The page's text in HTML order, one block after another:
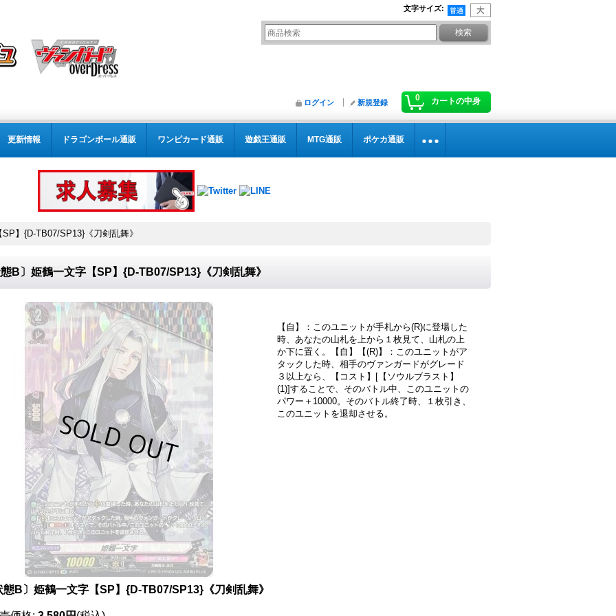
文字サイズ:
0 カートの中身
ログイン 新規登録
更新情報 ドラゴンボール通販 ワンピカード通販 遊戯王通販 MTG通販 ポケカ通販
】{D-TB07/SP13}《刀剣乱舞》
B〕姫鶴一文字【SP】{D-TB07/SP13}《刀剣乱舞》
【自】：このユニットが手札から(R)に登場した
時、あなたの山札を上から１枚見て、山札の上
か下に置く。【自】【(R)】：このユニットがア
タックした時、相手のヴァンガードがグレード
３以上なら、【コスト】[【ソウルブラスト】
(1)]することで、そのバトル中、このユニットの
パワー＋10000。そのバトル終了時、１枚引き、
このユニットを退却させる。
態B〕姫鶴一文字【SP】{D-TB07/SP13}《刀剣乱舞》